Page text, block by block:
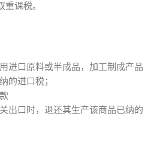
课税。
进口原料或半成品，加工制成产品
的进口税；
出口时，退还其生产该商品已纳的